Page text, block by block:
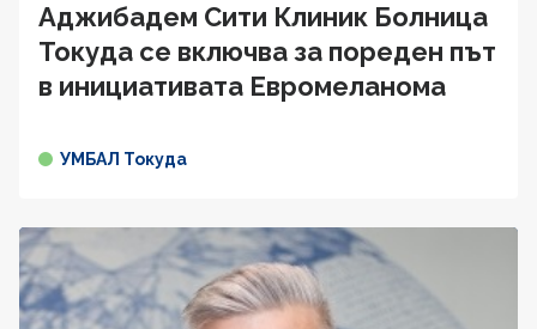
Аджибадем Сити Клиник Болница
Токуда се включва за пореден път
в инициативата Евромеланома
УМБАЛ Токуда